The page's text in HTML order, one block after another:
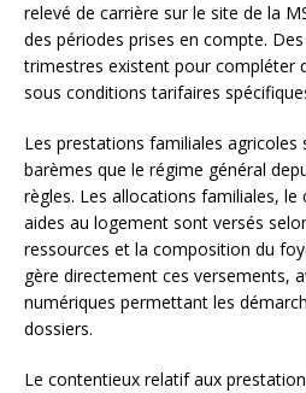
relevé de carrière sur le site de la
des périodes prises en compte.
trimestres existent pour compléter
sous conditions tarifaires
Les prestations familiales agricoles
barèmes que le régime général
règles. Les allocations familiales,
aides au logement sont versés
ressources et la composition du
gère directement ces versements,
numériques permettant les
dossiers.
Le contentieux relatif aux